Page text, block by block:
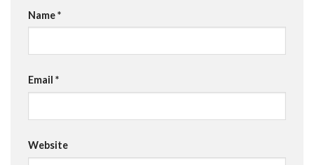
Name*
Email *
Website